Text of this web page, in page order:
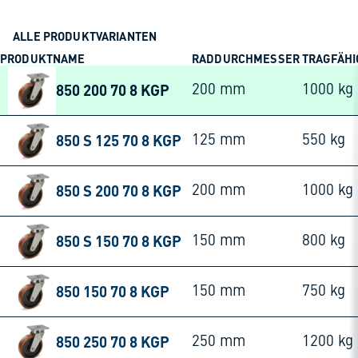
ALLE PRODUKTVARIANTEN
PRODUKTNAME
RADDURCHMESSER
850 200 70 8 KGP 200 mm 1000 kg
850 S 125 70 8 KGP 125 mm 550 kg
850 S 200 70 8 KGP 200 mm 1000 kg
850 S 150 70 8 KGP 150 mm 800 kg
850 150 70 8 KGP 150 mm 750 kg
850 250 70 8 KGP 250 mm 1200 kg